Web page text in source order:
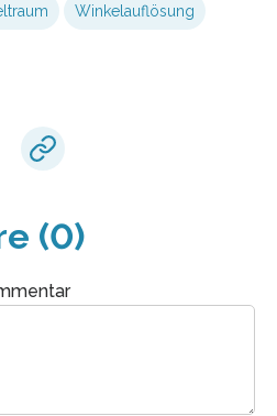
Winkelauflösung
(0)